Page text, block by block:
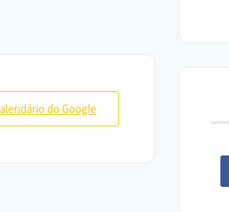
do Google